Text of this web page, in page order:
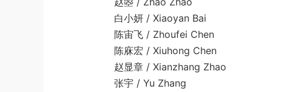
白小妍 / Xiaoyan Bai
陈宙飞 / Zhoufei Chen
陈庥宏 / Xiuhong Chen
赵显章 / Xianzhang Zhao
张宇 / Yu Zhang